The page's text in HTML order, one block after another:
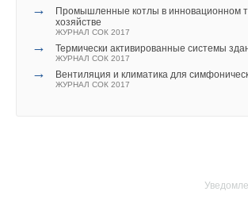
→
Промышленные котлы в инновационном
хозяйстве
ЖУРНАЛ СОК 2017
→ Термически активированные системы
ЖУРНАЛ СОК 2017
→ Вентиляция и климатика для
ЖУРНАЛ СОК 2017